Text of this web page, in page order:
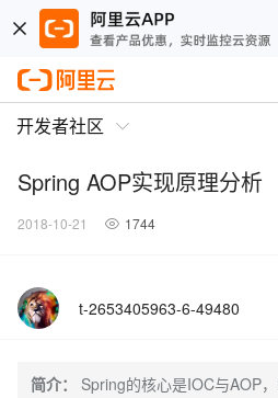
开发者社区
Spring AOP实现原理分析
2018-10-21 1744
t-2653405963-6-49480
简介：
Spring的核心是IOC与AOP